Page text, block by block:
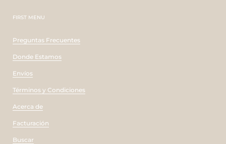
FIRST MENU
Preguntas Frecuentes
Donde Estamos
Envíos
Términos y Condiciones
Acerca de
Facturación
Buscar